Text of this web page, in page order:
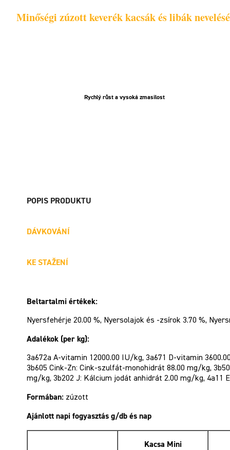
Minőségi zúzott keverék kacsák és libák
Rychlý růst a vysoká zmasilost
POPIS PRODUKTU
DÁVKOVÁNÍ
KE STAŽENÍ
Beltartalmi értékek:
Nyersfehérje 20.00 %, Nyersolajok és -zsírok 3.70 %,
Adalékok (per kg):
3a672a A-vitamin 12000.00 IU/kg, 3a671 D-vitamin
3b605 Cink-Zn: Cink-szulfát-monohidrát 88.00 mg/kg,
mg/kg, 3b202 J: Kálcium jodát anhidrát 2.00 mg/kg, 4a11
Formában: zúzott
Ajánlott napi fogyasztás g/db és nap
Kacsa Mini